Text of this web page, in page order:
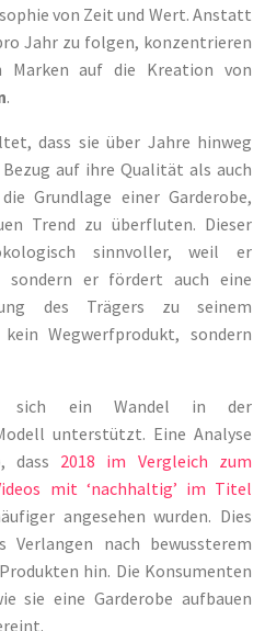
von Zeit und Wert. Anstatt
Jahr zu folgen, konzentrieren
Marken auf die Kreation von
.
dass sie über Jahre hinweg
auf ihre Qualität als auch
Grundlage einer Garderobe,
Trend zu überfluten. Dieser
sinnvoller, weil er
sondern er fördert auch eine
des Trägers zu seinem
Wegwerfprodukt, sondern
sich ein Wandel in der
unterstützt. Eine Analyse
dass 2018 im Vergleich zum
mit ‘nachhaltig’ im Titel
angesehen wurden. Dies
Verlangen nach bewussterem
hin. Die Konsumenten
sie eine Garderobe aufbauen